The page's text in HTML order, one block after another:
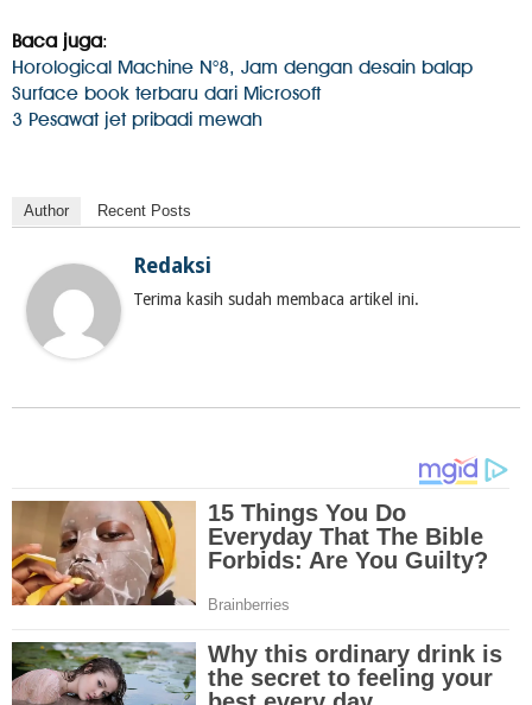
Baca juga:
Horological Machine N°8, Jam dengan desain balap
Surface book terbaru dari Microsoft
3 Pesawat jet pribadi mewah
Author Recent Posts
Redaksi
Terima kasih sudah membaca artikel ini.